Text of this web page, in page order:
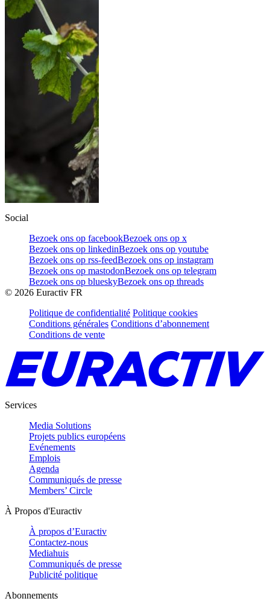
Social
Bezoek ons op facebookBezoek ons op x
Bezoek ons op linkedinBezoek ons op youtube
Bezoek ons op rss-feedBezoek ons op instagram
Bezoek ons op mastodonBezoek ons op telegram
Bezoek ons op blueskyBezoek ons op threads
© 2026 Euractiv FR
Politique de confidentialité Politique cookies
Conditions générales Conditions d’abonnement
Conditions de vente
Services
Media Solutions
Projets publics européens
Evénements
Emplois
Agenda
Communiqués de presse
Members’ Circle
À Propos d'Euractiv
À propos d’Euractiv
Contactez-nous
Mediahuis
Communiqués de presse
Publicité politique
Abonnements